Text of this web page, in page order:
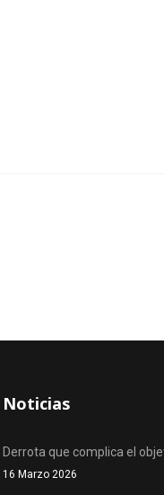
Noticias
Derrota que complica el
16 Marzo 2026